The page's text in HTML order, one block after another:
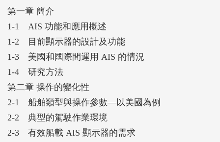
其操作參數的評估；第三章介紹船舶自動識別系統和
船載顯示器的使用經驗；第四章將詳細介紹用於開發
AIS 顯示器的需求分析過程；第五章介紹操作AIS 船
載顯示器的操作人員的技術要求；第六章針對這些研
究，檢視與分析的結果將針對AIS 訊息的船載顯示中
重要訊息的類型和組織，提出結論與建議。這些建議
也提到人因設計原則在船載AIS 顯示器開發中的應
用，並考慮這些顯示器對未來系統和計畫的影響。
第一章 簡介
1-1 AIS 功能和應用概述
1-2 目前顯示器的設計及功能
1-3 美國和國際間運用 AIS 的情況
1-4 研究方法
第二章 操作的變化性
2-1 船舶類型與操作參數—以美國為例
2-2 典型的駕駛作業環境
2-3 有效船載 AIS 顯示器的需求